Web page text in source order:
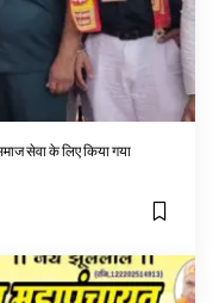
सेवा के लिए किया गया